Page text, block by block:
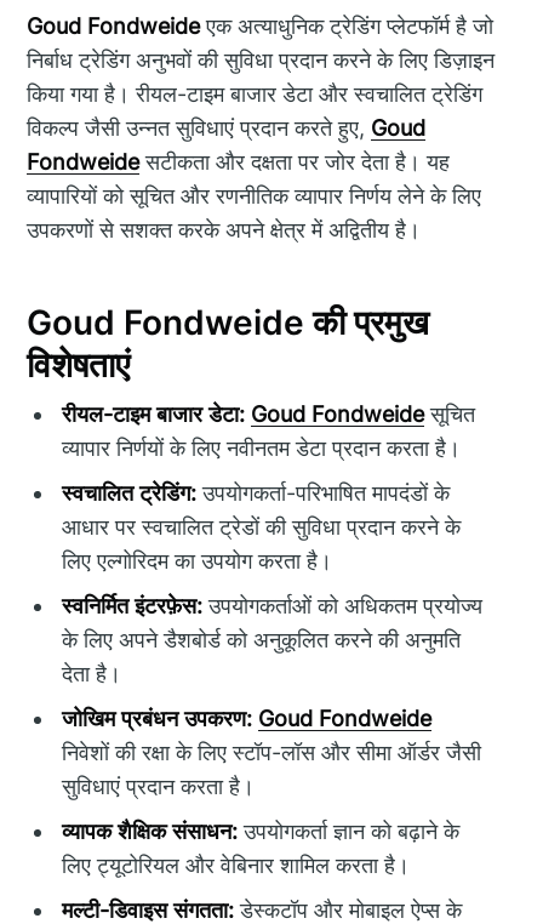
Goud Fondweideएक अत्याधुनिक ट्रेडिंग प्लेटफॉर्म है जो
निर्बाध ट्रेडिंग अनुभवों की सुविधा प्रदान करने के लिए डिज़ाइन
किया गया है। रीयल-टाइम बाजार डेटा और स्वचालित ट्रेडिंग
विकल्प जैसी उन्नत सुविधाएं प्रदान करते हुए, Goud
Fondweideसटीकता और दक्षता पर जोर देता है। यह
व्यापारियों को सूचित और रणनीतिक व्यापार निर्णय लेने के लिए
उपकरणों से सशक्त करके अपने क्षेत्र में अद्वितीय है।
Goud Fondweide की प्रमुख
विशेषताएं
रीयल-टाइम बाजार डेटा: Goud Fondweideसूचित
व्यापार निर्णयों के लिए नवीनतम डेटा प्रदान करता है।
स्वचालित ट्रेडिंग:उपयोगकर्ता-परिभाषित मापदंडों के
आधार पर स्वचालित ट्रेडों की सुविधा प्रदान करने के
लिए एल्गोरिदम का उपयोग करता है।
स्वनिर्मित इंटरफ़ेस:उपयोगकर्ताओं को अधिकतम प्रयोज्य
के लिए अपने डैशबोर्ड को अनुकूलित करने की अनुमति
देता है।
जोखिम प्रबंधन उपकरण: Goud Fondweide
निवेशों की रक्षा के लिए स्टॉप-लॉस और सीमा ऑर्डर जैसी
सुविधाएं प्रदान करता है।
व्यापक शैक्षिक संसाधन:उपयोगकर्ता ज्ञान को बढ़ाने के
लिए ट्यूटोरियल और वेबिनार शामिल करता है।
मल्टी-डिवाइस संगतता:डेस्कटॉप और मोबाइल ऐप्स के